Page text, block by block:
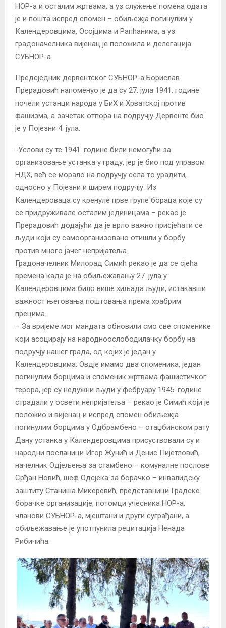
НОР-а и осталим жртвама, а уз служење помена одата
је и пошта испред спомен – обиљежја погинулим у
Календеровцима, Осојцима и Рапћанима, а уз
градоначелника вијенац је положила и делегација
СУБНОР-а.
Предсједник дервентског СУБНОР-а Борислав
Прерадовић напоменуо је да су 27. јула 1941. године
почели устанци народа у БиХ и Хрватској против
фашизма, а зачетак отпора на подручју Дервенте био
је у Појезни 4. јула.
-Услови су те 1941. године били немогући за
организовање устанка у граду, јер је био под управом
НДХ, већ се морало на подручју села то урадити,
односно у Појезни и ширем подручју. Из
Календероваца су кренуле прве групе бораца које су
се придруживале осталим јединицама – рекао је
Прерадовић додајући да је врло важно присјећати се
људи који су самоорганизовано отишли у борбу
против много јачег непријатеља.
Градоначелник Милорад Симић рекао је да се сјећа
времена када је на обиљежавању 27. јула у
Календеровцима било више хиљада људи, истакавши
важност његовања поштовања према храбрим
прецима.
– За вријеме мог мандата обновили смо све споменике
који асоцирају на народноослободилачку борбу на
подручју нашег града, од којих је један у
Календеровцима. Овдје имамо два споменика, један
погинулим борцима и споменик жртвама фашистичког
терора, јер су недужни људи у фебруару 1945. године
страдали у освети непријатеља – рекао је Симић који је
положио и вијенац и испред спомен обиљежја
погинулим борцима у Одбрамбено – отаџбинском рату
Дану устанка у Календеровцима присуствовали су и
народни посланици Игор Жунић и Денис Пијетловић,
начелник Одјељења за стамбено – комуналне послове
Срђан Новић, шеф Одсјека за борачко – инвалидску
заштиту Станиша Микеревић, представници Градске
борачке организације, потомци учесника НОР-а,
чланови СУБНОР-а, мјештани и други суграђани, а
обиљежавање је употпунила рецитација Ненада
Рибичића.